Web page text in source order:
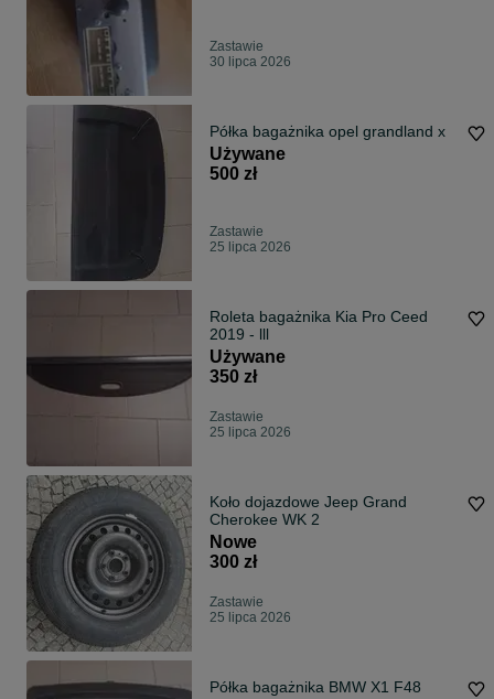
Zastawie
30 lipca 2026
Półka bagażnika opel grandland x
Używane
500 zł
Zastawie
25 lipca 2026
Roleta bagażnika Kia Pro Ceed
2019 - lll
Używane
350 zł
Zastawie
25 lipca 2026
Koło dojazdowe Jeep Grand
Cherokee WK 2
Nowe
300 zł
Zastawie
25 lipca 2026
Półka bagażnika BMW X1 F48